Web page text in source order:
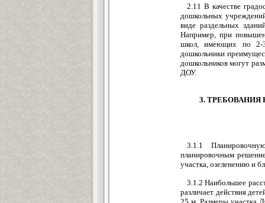
2.11 В качестве
дошкольных
виде раздельных
Например, при
школ, имеющих по 2-3
дошкольники
дошкольников могут
ДОУ.
3.
3.1.1
планировочным
участка, озеленению и
3.1.2 Наибольшее
различает действия